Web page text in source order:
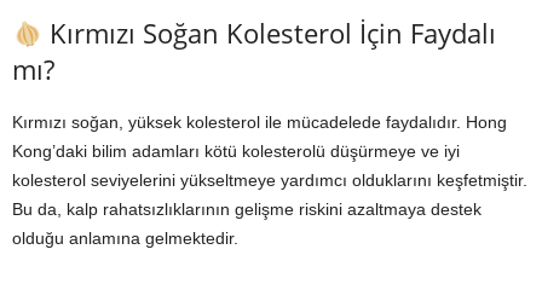
Kırmızı Soğan Kolesterol İçin Faydalı
mı?
Kırmızı soğan, yüksek kolesterol ile mücadelede faydalıdır. Hong
Kong’daki bilim adamları kötü kolesterolü düşürmeye ve iyi
kolesterol seviyelerini yükseltmeye yardımcı olduklarını keşfetmiştir.
Bu da, kalp rahatsızlıklarının gelişme riskini azaltmaya destek
olduğu anlamına gelmektedir.